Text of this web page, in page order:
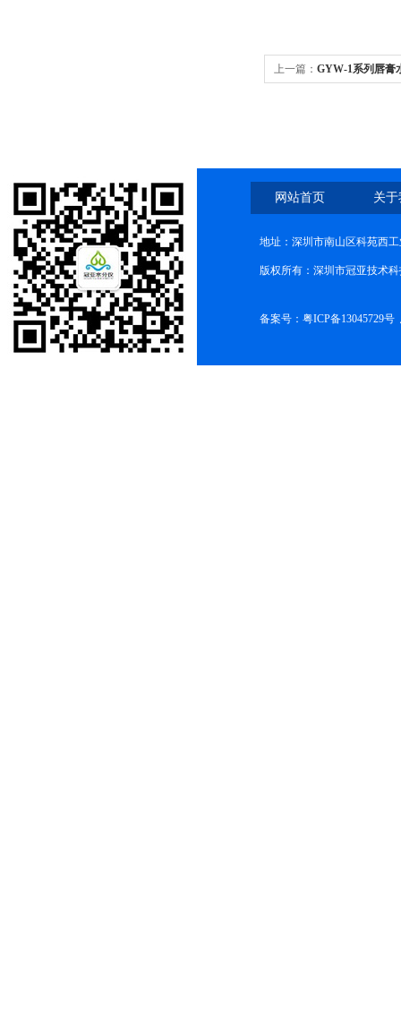
上一篇： GYW-1系列唇膏
网站首页 关
地址：深圳市南山区科苑西
版权所有：深圳市冠亚技术
备案号： 粤ICP备13045729号